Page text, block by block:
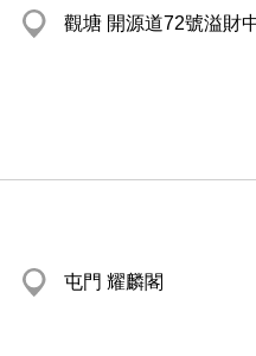
觀塘 開源道72號溢財
屯門 耀麟閣